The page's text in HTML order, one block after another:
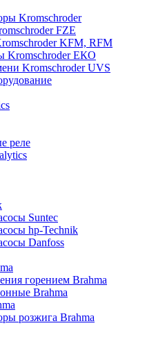
Kromschroder
FZE
KFM, RFM
Kromschroder ЕКО
Kromschroder UVS
реле
Suntec
hp-Technik
Danfoss
горением Brahma
Brahma
розжига Brahma